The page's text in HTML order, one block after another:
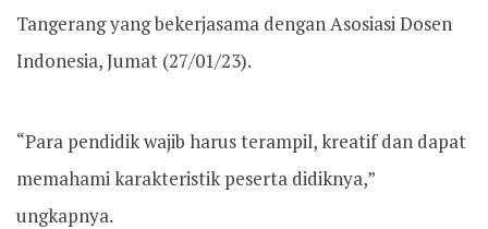
Tangerang yang bekerjasama dengan Asosiasi Dosen
Indonesia, Jumat (27/01/23).
“Para pendidik wajib harus terampil, kreatif dan dapat
memahami karakteristik peserta didiknya,”
ungkapnya.